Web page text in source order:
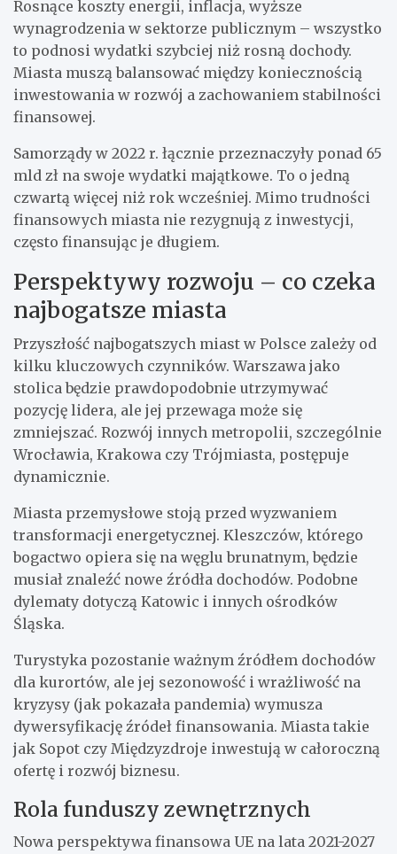
Rosnące koszty energii, inflacja, wyższe
wynagrodzenia w sektorze publicznym – wszystko
to podnosi wydatki szybciej niż rosną dochody.
Miasta muszą balansować między koniecznością
inwestowania w rozwój a zachowaniem stabilności
finansowej.
Samorządy w 2022 r. łącznie przeznaczyły ponad 65
mld zł na swoje wydatki majątkowe. To o jedną
czwartą więcej niż rok wcześniej. Mimo trudności
finansowych miasta nie rezygnują z inwestycji,
często finansując je długiem.
Perspektywy rozwoju – co czeka
najbogatsze miasta
Przyszłość najbogatszych miast w Polsce zależy od
kilku kluczowych czynników. Warszawa jako
stolica będzie prawdopodobnie utrzymywać
pozycję lidera, ale jej przewaga może się
zmniejszać. Rozwój innych metropolii, szczególnie
Wrocławia, Krakowa czy Trójmiasta, postępuje
dynamicznie.
Miasta przemysłowe stoją przed wyzwaniem
transformacji energetycznej. Kleszczów, którego
bogactwo opiera się na węglu brunatnym, będzie
musiał znaleźć nowe źródła dochodów. Podobne
dylematy dotyczą Katowic i innych ośrodków
Śląska.
Turystyka pozostanie ważnym źródłem dochodów
dla kurortów, ale jej sezonowość i wrażliwość na
kryzysy (jak pokazała pandemia) wymusza
dywersyfikację źródeł finansowania. Miasta takie
jak Sopot czy Międzyzdroje inwestują w całoroczną
ofertę i rozwój biznesu.
Rola funduszy zewnętrznych
Nowa perspektywa finansowa UE na lata 2021-2027